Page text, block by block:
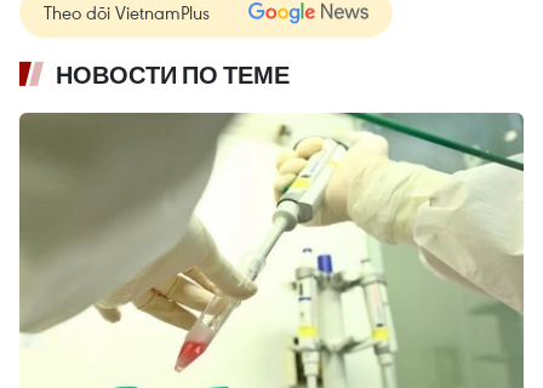
Theo dõi VietnamPlus
НОВОСТИ ПО ТЕМЕ